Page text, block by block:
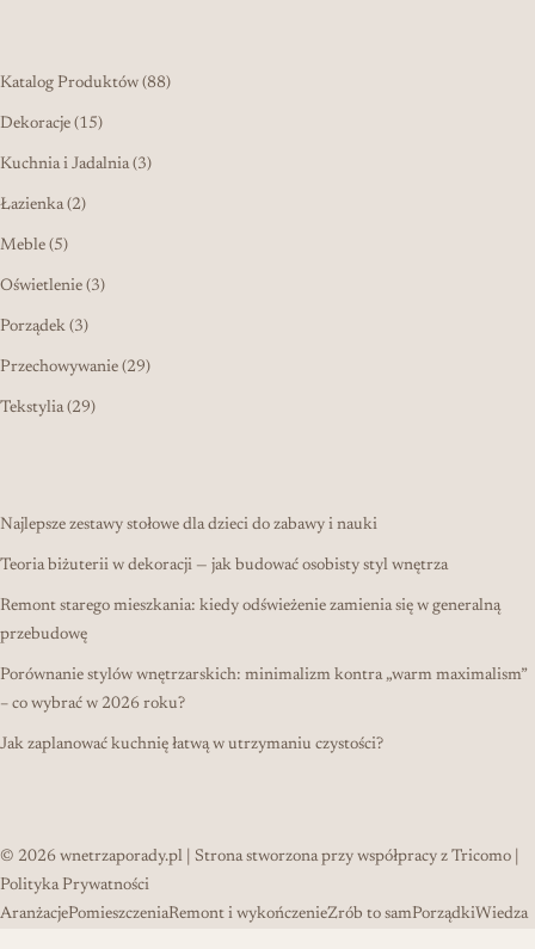
Katalog Produktów 8888 produktów
Dekoracje 1515 produktów
Kuchnia i Jadalnia 33 produkty
Łazienka 22 produkty
Meble 55 produktów
Oświetlenie 33 produkty
Porządek 33 produkty
Przechowywanie 2929 produktów
Tekstylia 2929 produktów
Najlepsze zestawy stołowe dla dzieci do zabawy i nauki
Teoria biżuterii w dekoracji — jak budować osobisty styl wnętrza
Remont starego mieszkania: kiedy odświeżenie zamienia się w generalną
przebudowę
Porównanie stylów wnętrzarskich: minimalizm kontra „warm maximalism”
– co wybrać w 2026 roku?
Jak zaplanować kuchnię łatwą w utrzymaniu czystości?
© 2026 wnetrzaporady.pl | Strona stworzona przy współpracy z Tricomo
Polityka Prywatności
AranżacjePomieszczeniaRemont i wykończenieZrób to samPorządkiWiedza